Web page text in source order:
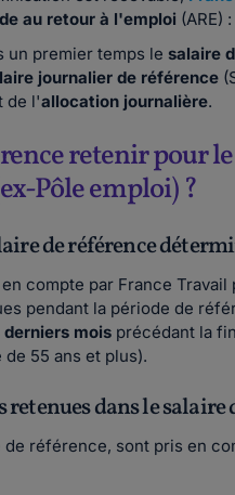
au retour à l'emploi (ARE) :
un premier temps le salaire
journalier de référence
de l'allocation journalière.
retenir pour
Pôle emploi) ?
de référence
compte par France
pendant la période de
derniers mois précédant la
55 ans et plus).
retenues dans le
de référence, sont pris en